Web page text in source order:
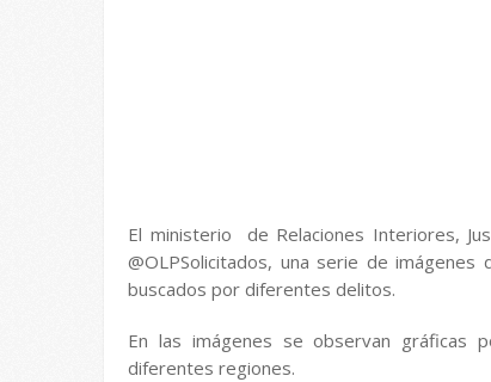
El ministerio de Relaciones Interiores,
@OLPSolicitados, una serie de
buscados por diferentes delitos.
En las imágenes se observan gráficas
diferentes regiones.